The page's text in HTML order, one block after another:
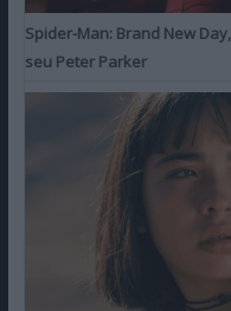
Spider-Man: Brand New
seu Peter Parker